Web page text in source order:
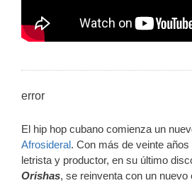
error
El hip hop cubano comienza un
Afrosideral. Con más de veinte
letrista y productor, en su último
Orishas, se reinventa con un nuevo